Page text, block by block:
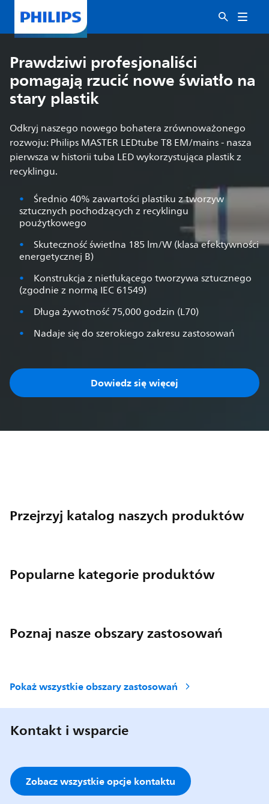
Prawdziwi profesjonaliści
pomagają rzucić nowe światło na
stary plastik
Odkryj naszego nowego bohatera zrównoważonego
rozwoju: Philips MASTER LEDtube T8 EM/mains - nasza
pierwsza w historii tuba LED wykorzystująca plastik z
recyklingu.
Średnio 40% zawartości plastiku z tworzyw
sztucznych pochodzących z recyklingu
poużytkowego
Skuteczność świetlna 185 lm/W (klasa efektywności
energetycznej B)
Konstrukcja z nietłukącego tworzywa sztucznego
(zgodnie z normą IEC 61549)
Długa żywotność 75,000 godzin (L70)
Nadaje się do szerokiego zakresu zastosowań
Dowiedz się więcej
Przejrzyj katalog naszych produktów
Popularne kategorie produktów
Poznaj nasze obszary zastosowań
Pokaż wszystkie obszary zastosowań
Kontakt i wsparcie
Zobacz wszystkie opcje kontaktu